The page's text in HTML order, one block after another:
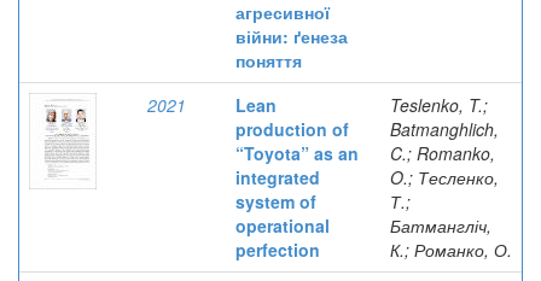
агресивної
війни: ґенеза
поняття
2021
Lean
production of
“Toyota” as an
integrated
system of
operational
perfection
Teslenko, T.;
Batmanghlich,
C.; Romanko,
O.; Тесленко,
Т.;
Батмангліч,
К.; Романко, О.